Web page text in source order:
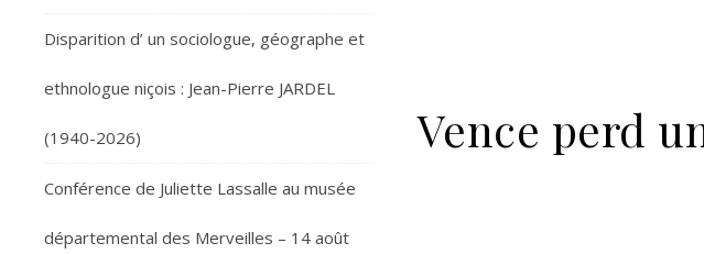
Disparition d’ un sociologue, géographe et
ethnologue niçois : Jean-Pierre JARDEL
(1940-2026)
Conférence de Juliette Lassalle au musée
départemental des Merveilles – 14 août
Vence perd